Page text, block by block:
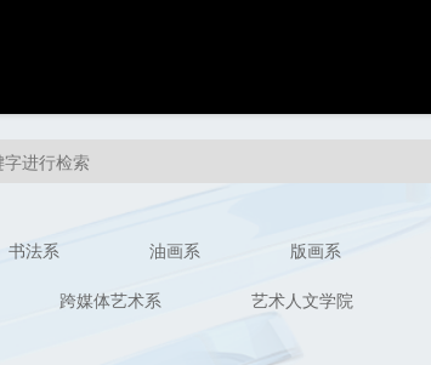
书法系 油画系 版画系
跨媒体艺术系 艺术人文学院